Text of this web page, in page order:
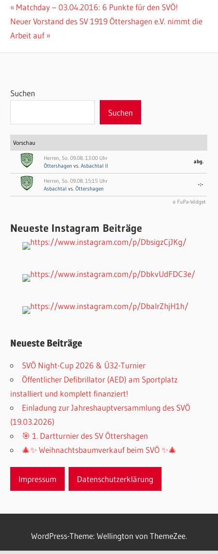
Beitragsnavigation
Vorheriger
Beitrag:
Matchday – 03.04.2016: 6 Punkte für den SVÖ!
Nächster
Beitrag:
Neuer Vorstand des SV 1919 Öttershagen e.V. nimmt die
Arbeit auf
Suchen
Suchen
Vorschau
Herren, So. 09.08. 13:00 Uhr
Öttershagenvs.Asbachtal II
abg.
Herren, So. 09.08. 15:15 Uhr
Asbachtal vs.Öttershagen
-:-
© FuPa-Widget
Neueste Instagram Beiträge
Neueste Beiträge
SVÖ Night-Cup 2026 & Ü32-Turnier
Öffentlicher Defibrillator (AED) am Sportplatz
installiert und komplett finanziert!
Einladung zur Jahreshauptversammlung des SVÖ
(19.03.2026)
🎯 1. Dartturnier des SV Öttershagen
🎄✨ Weihnachtsbaumverkauf beim SVÖ ✨🎄
Impressum Datenschutzerklärung
WordPress-Theme: Wellington von ThemeZee.